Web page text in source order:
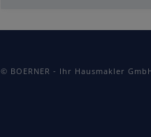
© BOERNER - Ihr Hausmakler